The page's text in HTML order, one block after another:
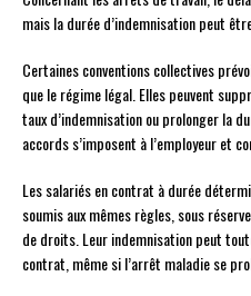
mais la durée d’indemnisation peut
Certaines conventions collectives
que le régime légal. Elles peuvent
taux d’indemnisation ou prolonger la
accords s’imposent à l’employeur et
Les salariés en contrat à durée
soumis aux mêmes règles, sous
de droits. Leur indemnisation peut
contrat, même si l’arrêt maladie se